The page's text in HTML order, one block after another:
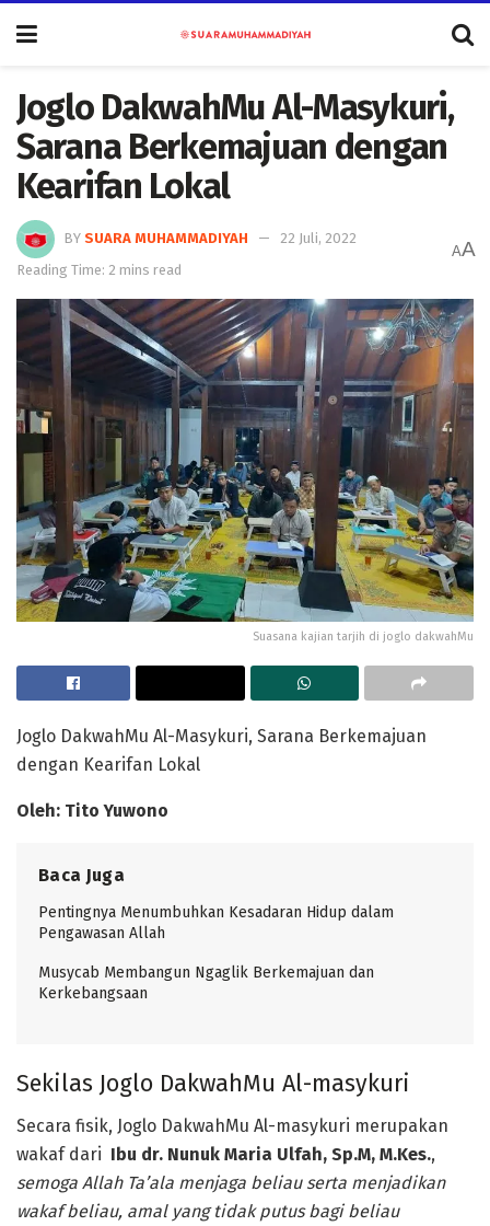
Joglo DakwahMu Al-Masykuri,
Sarana Berkemajuan dengan
Kearifan Lokal
BY SUARA MUHAMMADIYAH
22 Juli, 2022
Reading Time: 2 mins read
AA
Suasana kajian tarjih di joglo dakwahMu
Joglo DakwahMu Al-Masykuri, Sarana Berkemajuan
dengan Kearifan Lokal
Oleh: Tito Yuwono
Baca Juga
Pentingnya Menumbuhkan Kesadaran Hidup dalam
Pengawasan Allah
Musycab Membangun Ngaglik Berkemajuan dan
Kerkebangsaan
Sekilas Joglo DakwahMu Al-masykuri
Secara fisik, Joglo DakwahMu Al-masykuri merupakan
wakaf dari Ibu dr. Nunuk Maria Ulfah, Sp.M, M.Kes.,
semoga Allah Ta’ala menjaga beliau serta menjadikan
wakaf beliau, amal yang tidak putus bagi beliau